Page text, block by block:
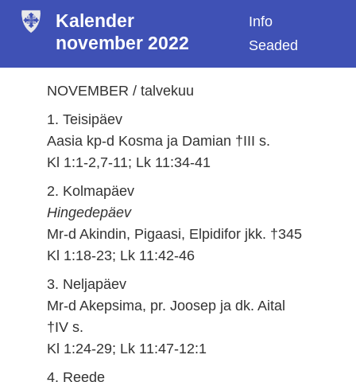
Kalender
november 2022
Info
Seaded
NOVEMBER / talvekuu
1. Teisipäev
Aasia kp-d Kosma ja Damian †III s.
Kl 1:1-2,7-11; Lk 11:34-41
2. Kolmapäev
Hingedepäev
Mr-d Akindin, Pigaasi, Elpidifor jkk. †345
Kl 1:18-23; Lk 11:42-46
3. Neljapäev
Mr-d Akepsima, pr. Joosep ja dk. Aital
†IV s.
Kl 1:24-29; Lk 11:47-12:1
4. Reede